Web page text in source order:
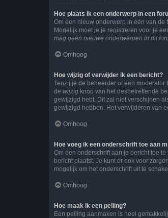
Hoe plaats ik een onderwerp in een
Om een nieuw onderwerp in één van de
Mogelijk moet je je registreren voor je
mag geen nieuwe onderwerpen in dit
Omhoog
Hoe wijzig of verwijder ik een bericht?
Tenzij je de beheerder of een
de wijzig knop van het desbetreffende
gewijzigd hebt. Dit zal niet verschijnen
gewijzigd hebben. Het verwijderen van
Omhoog
Hoe voeg ik een onderschrift toe aan
Om een onderschrift aan je bericht toe
bericht plaatst. Je kunt er ook voor
mogelijk om het onderschrift uit te
Omhoog
Hoe maak ik een peiling?
Een peiling aanmaken is heel